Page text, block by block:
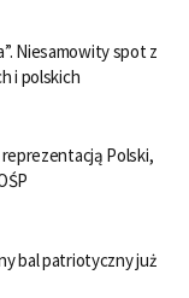
Niesamowity spot z
i polskich
Polski,
bal patriotyczny już